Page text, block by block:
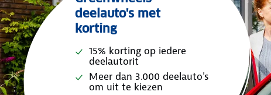
deelauto's met
korting
15% korting op iedere
deelautorit
Meer dan 3.000 deelauto's
om uit te kiezen